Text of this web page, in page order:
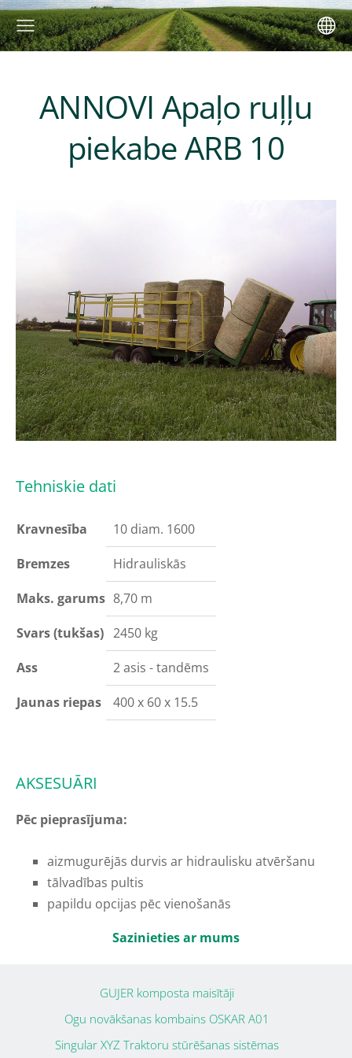
ANNOVI Apaļo ruļļu
piekabe ARB 10
Tehniskie dati
Kravnesība
10 diam. 1600
Bremzes
Hidrauliskās
Maks. garums 8,70 m
Svars (tukšas) 2450 kg
Ass
2 asis - tandēms
Jaunas riepas
400 x 60 x 15.5
AKSESUĀRI
Pēc pieprasījuma:
aizmugurējās durvis ar hidraulisku atvēršanu
tālvadības pultis
papildu opcijas pēc vienošanās
Sazinieties ar mums
GUJER komposta maisītāji
Ogu novākšanas kombains OSKAR A01
Singular XYZ Traktoru stūrēšanas sistēmas